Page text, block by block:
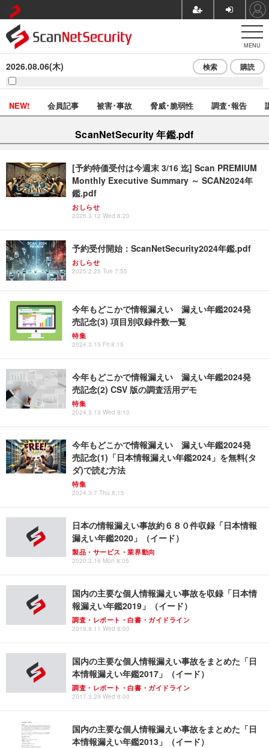
MENU
2026.08.06(木) 検索 購読
NEW! 会員記事 被害･事故 脅威･脆弱性 調査･報告
ScanNetSecurity 年鑑.pdf
[予約特価受付は今週末 3/16 迄] Scan PREMIUM
Monthly Executive Summary ～ SCAN2024年
鑑.pdf
おしらせ
2025.3.12 Wed 8:20
予約受付開始：ScanNetSecurity2024年鑑.pdf
おしらせ
2025.2.25 Tue 7:55
今年もどこかで情報漏えい 漏えい年鑑2024発
売記念(3) 項目別収録件数一覧
特集
2024.3.15 Fri 8:15
今年もどこかで情報漏えい 漏えい年鑑2024発
売記念(2) CSV 版の調査活用デモ
特集
2024.3.13 Wed 8:10
今年もどこかで情報漏えい 漏えい年鑑2024発
売記念(1)「日本情報漏えい年鑑2024」を無料(タ
ダ)で読む方法
特集
2024.3.7 Thu 8:15
日本の情報漏えい事故約６８０件収録「日本情報
漏えい年鑑2020」（イード）
製品・サービス・業界動向
2020.3.16 Mon 8:05
国内の主要な個人情報漏えい事故を収録「日本情
報漏えい年鑑2019」（イード）
調査・レポート・白書・ガイドライン
2019.9.11 Wed 8:00
国内の主要な個人情報漏えい事故をまとめた「日
本情報漏えい年鑑2017」（イード）
調査・レポート・白書・ガイドライン
2017.3.29 Wed 8:00
国内の主要な個人情報漏えい事故をまとめた「日
本情報漏えい年鑑2013」（イード）